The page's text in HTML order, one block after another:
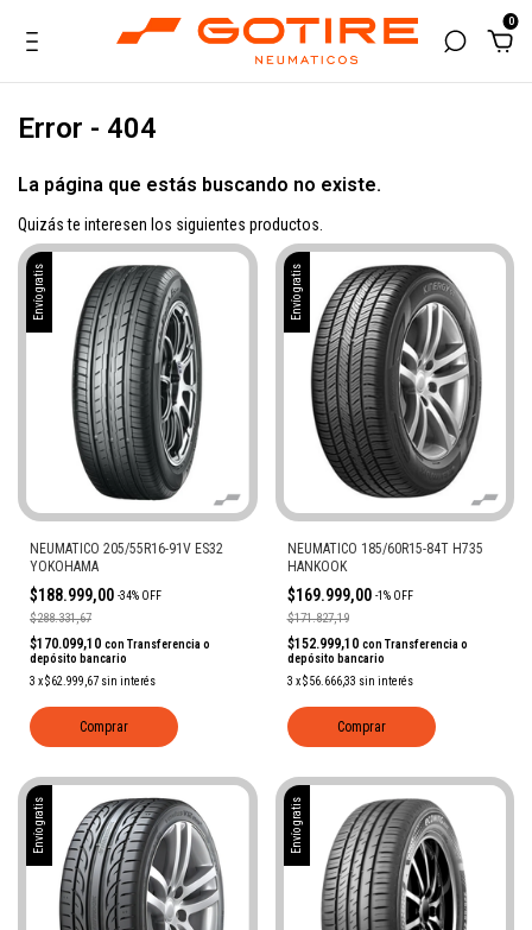
0
Error - 404
La página que estás buscando no existe.
Quizás te interesen los siguientes productos.
Envío gratis
NEUMATICO 205/55R16-91V ES32
YOKOHAMA
$188.999,00 -34% OFF
$288.331,67
$170.099,10 con Transferencia o
depósito bancario
3 x$62.999,67 sin interés
Comprar
Envío gratis
NEUMATICO 185/60R15-84T H735
HANKOOK
$169.999,00 -1% OFF
$171.827,19
$152.999,10 con Transferencia o
depósito bancario
3 x$56.666,33 sin interés
Comprar
Envío gratis Envío gratis